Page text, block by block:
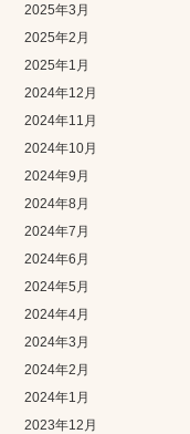
2025年3月
2025年2月
2025年1月
2024年12月
2024年11月
2024年10月
2024年9月
2024年8月
2024年7月
2024年6月
2024年5月
2024年4月
2024年3月
2024年2月
2024年1月
2023年12月